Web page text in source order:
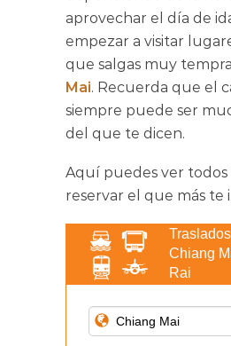
aprovechar el día de
empezar a visitar
que salgas muy
Mai. Recuerda que el
siempre puede ser
del que te dicen.
Aquí puedes ver todos
reservar el que más te
Chiang
Rai